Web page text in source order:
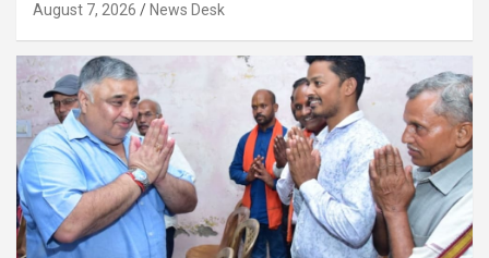
August 7, 2026 News Desk